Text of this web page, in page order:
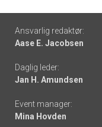
Footer
-
links
Ansvarlig redaktør:
Aase E. Jacobsen
Daglig leder:
Jan H. Amundsen
Event manager:
Mina Hovden